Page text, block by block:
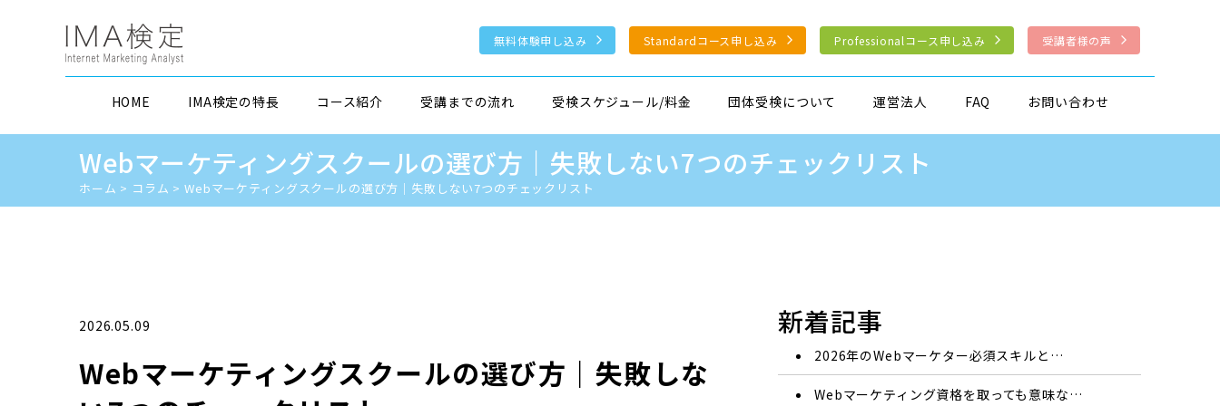
無料体験申し込み Standardコース申し込み Professionalコース申し込み 受講者様の声
HOME IMA検定の特長 コース紹介 受講までの流れ 受検スケジュール/料金 団体受検について 運営法人 FAQ お問い合わせ
Webマーケティングスクールの選び方｜失敗しない7つのチェックリスト
ホーム > コラム >Webマーケティングスクールの選び方｜失敗しない7つのチェックリスト
2026.05.09
Webマーケティングスクールの選び方｜失敗しな
新着記事
2026年のWebマーケター必須スキルと…
Webマーケティング資格を取っても意味な…